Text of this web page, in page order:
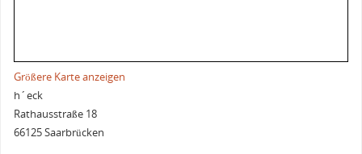
Größere Karte anzeigen
h´eck
Rathausstraße 18
66125 Saarbrücken